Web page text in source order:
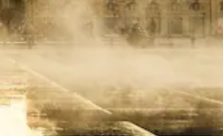
le bas pour les parcourir ou en